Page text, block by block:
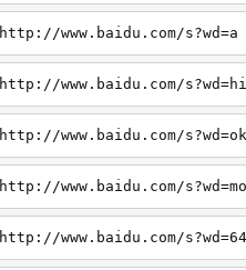
http://www.baidu.com/s?wd=a
http://www.baidu.com/s?wd=hi
http://www.baidu.com/s?wd=ok
http://www.baidu.com/s?wd=mo
http://www.baidu.com/s?wd=64